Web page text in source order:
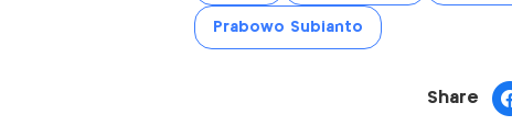
Prabowo Subianto
Share